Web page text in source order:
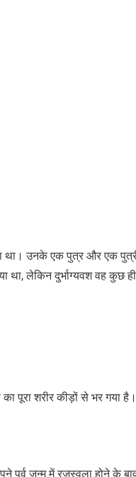
था। उनके एक पुत्र और एक
था, लेकिन दुर्भाग्यवश वह कुछ
पूरा शरीर कीड़ों से भर गया
पूर्व जन्म में रजस्वला होने के